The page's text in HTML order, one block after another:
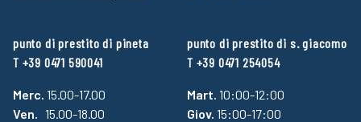
punto di prestito di pineta
T +39 0471 590041
Merc. 15.00-17.00
Ven.
15.00-18.00
punto di prestito di s. giacomo
T +39 0471 254054
Mart. 10:00-12:00
Giov. 15:00-17:00